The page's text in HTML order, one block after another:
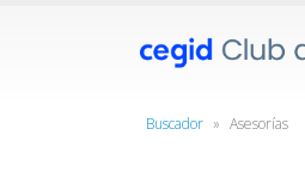
Buscador » Asesorías